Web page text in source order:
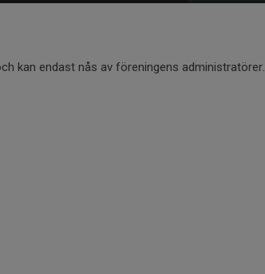
kan endast nås av föreningens administratörer.